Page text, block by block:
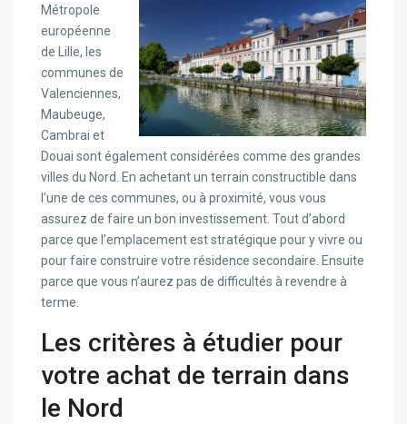
Métropole
européenne
de Lille, les
communes de
Valenciennes,
Maubeuge,
Cambrai et
Douai sont également considérées comme des grandes
villes du Nord. En achetant un terrain constructible dans
l’une de ces communes, ou à proximité, vous vous
assurez de faire un bon investissement. Tout d’abord
parce que l’emplacement est stratégique pour y vivre ou
pour faire construire votre résidence secondaire. Ensuite
parce que vous n’aurez pas de difficultés à revendre à
terme.
Les critères à étudier pour
votre achat de terrain dans
le Nord